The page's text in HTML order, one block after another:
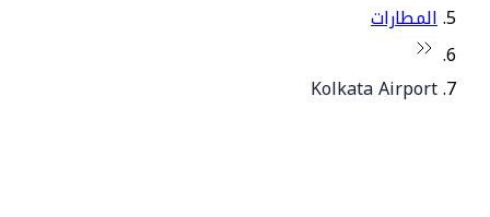
المطارات
Kolkata Airport